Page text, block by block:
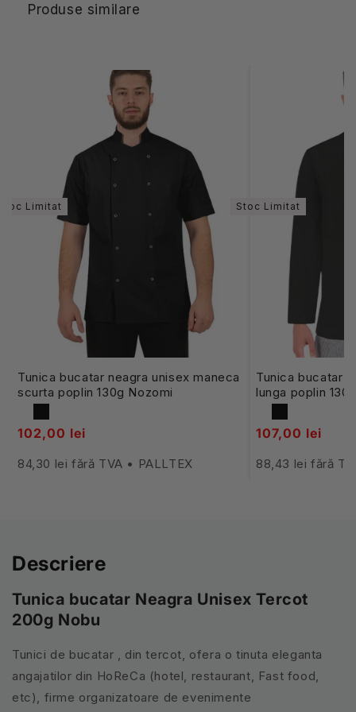
Produse similare
Limitat
Tunica bucatar neagra unisex maneca
scurta poplin 130g Nozomi
102,00 lei
84,30 lei fără TVA • PALLTEX
Stoc Limitat
Tunica bucatar
lunga poplin
107,00 lei
88,43 lei fără
Descriere
Tunica bucatar Neagra Unisex Tercot
200g Nobu
Tunici de bucatar , din tercot, ofera o tinuta eleganta
angajatilor din HoReCa (hotel, restaurant, Fast food,
etc), firme organizatoare de evenimente